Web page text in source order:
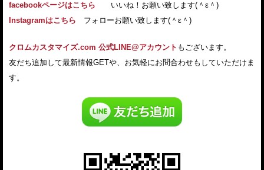
facebookページはこちら いいね！お願い致します(＾ε＾)
Instagramはこちら フォローお願い致します(＾ε＾)
クロムカスタマイズ.com 公式LINE@アカウント もございます。
友だち追加して最新情報GETや、お気軽にお問合わせもしていただけま
す。